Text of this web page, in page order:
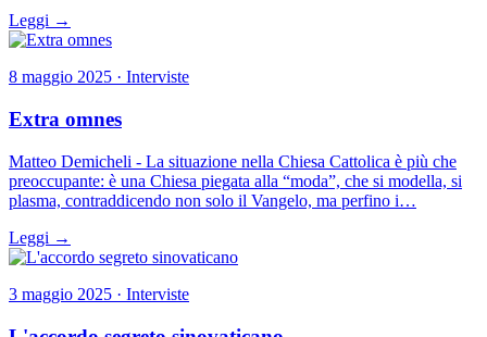
Leggi →
8 maggio 2025 · Interviste
Extra omnes
Matteo Demicheli - La situazione nella Chiesa Cattolica è più che
preoccupante: è una Chiesa piegata alla “moda”, che si modella, si
plasma, contraddicendo non solo il Vangelo, ma perfino i…
Leggi →
3 maggio 2025 · Interviste